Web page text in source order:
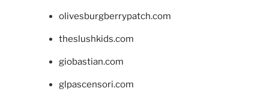
olivesburgberrypatch.com
theslushkids.com
giobastian.com
glpascensori.com